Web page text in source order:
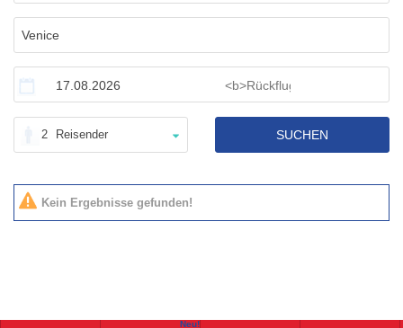
2 Reisender SUCHEN
Kein Ergebnisse gefunden!
Neu!